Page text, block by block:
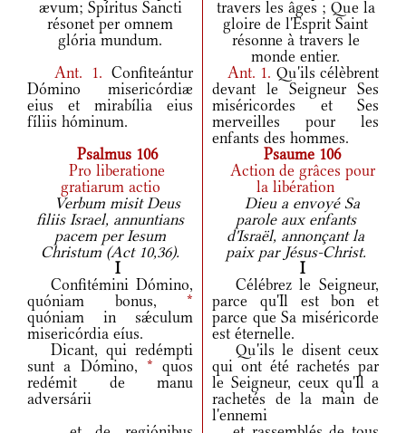
ævum; Spíritus Sancti
résonet per omnem
glória mundum.
travers les âges ; Que la
gloire de l'Esprit Saint
résonne à travers le
monde entier.
Ant. 1. Confiteántur
Dómino misericórdiæ
eius et mirabília eius
fíliis hóminum.
Ant. 1. Qu'ils célèbrent
devant le Seigneur Ses
miséricordes et Ses
merveilles pour les
enfants des hommes.
Psalmus 106
Psaume 106
Pro liberatione
gratiarum actio
Action de grâces pour
la libération
Verbum misit Deus
filiis Israel, annuntians
pacem per Iesum
Christum (Act 10,36).
Dieu a envoyé Sa
parole aux enfants
d'Israël, annonçant la
paix par Jésus-Christ.
I
I
Confitémini Dómino,
quóniam bonus, *
quóniam in sǽculum
misericórdia eíus.
Célébrez le Seigneur,
parce qu'Il est bon et
parce que Sa miséricorde
est éternelle.
Dicant, qui redémpti
sunt a Dómino, * quos
redémit de manu
adversárii
Qu'ils le disent ceux
qui ont été rachetés par
le Seigneur, ceux qu'Il a
rachetés de la main de
l'ennemi